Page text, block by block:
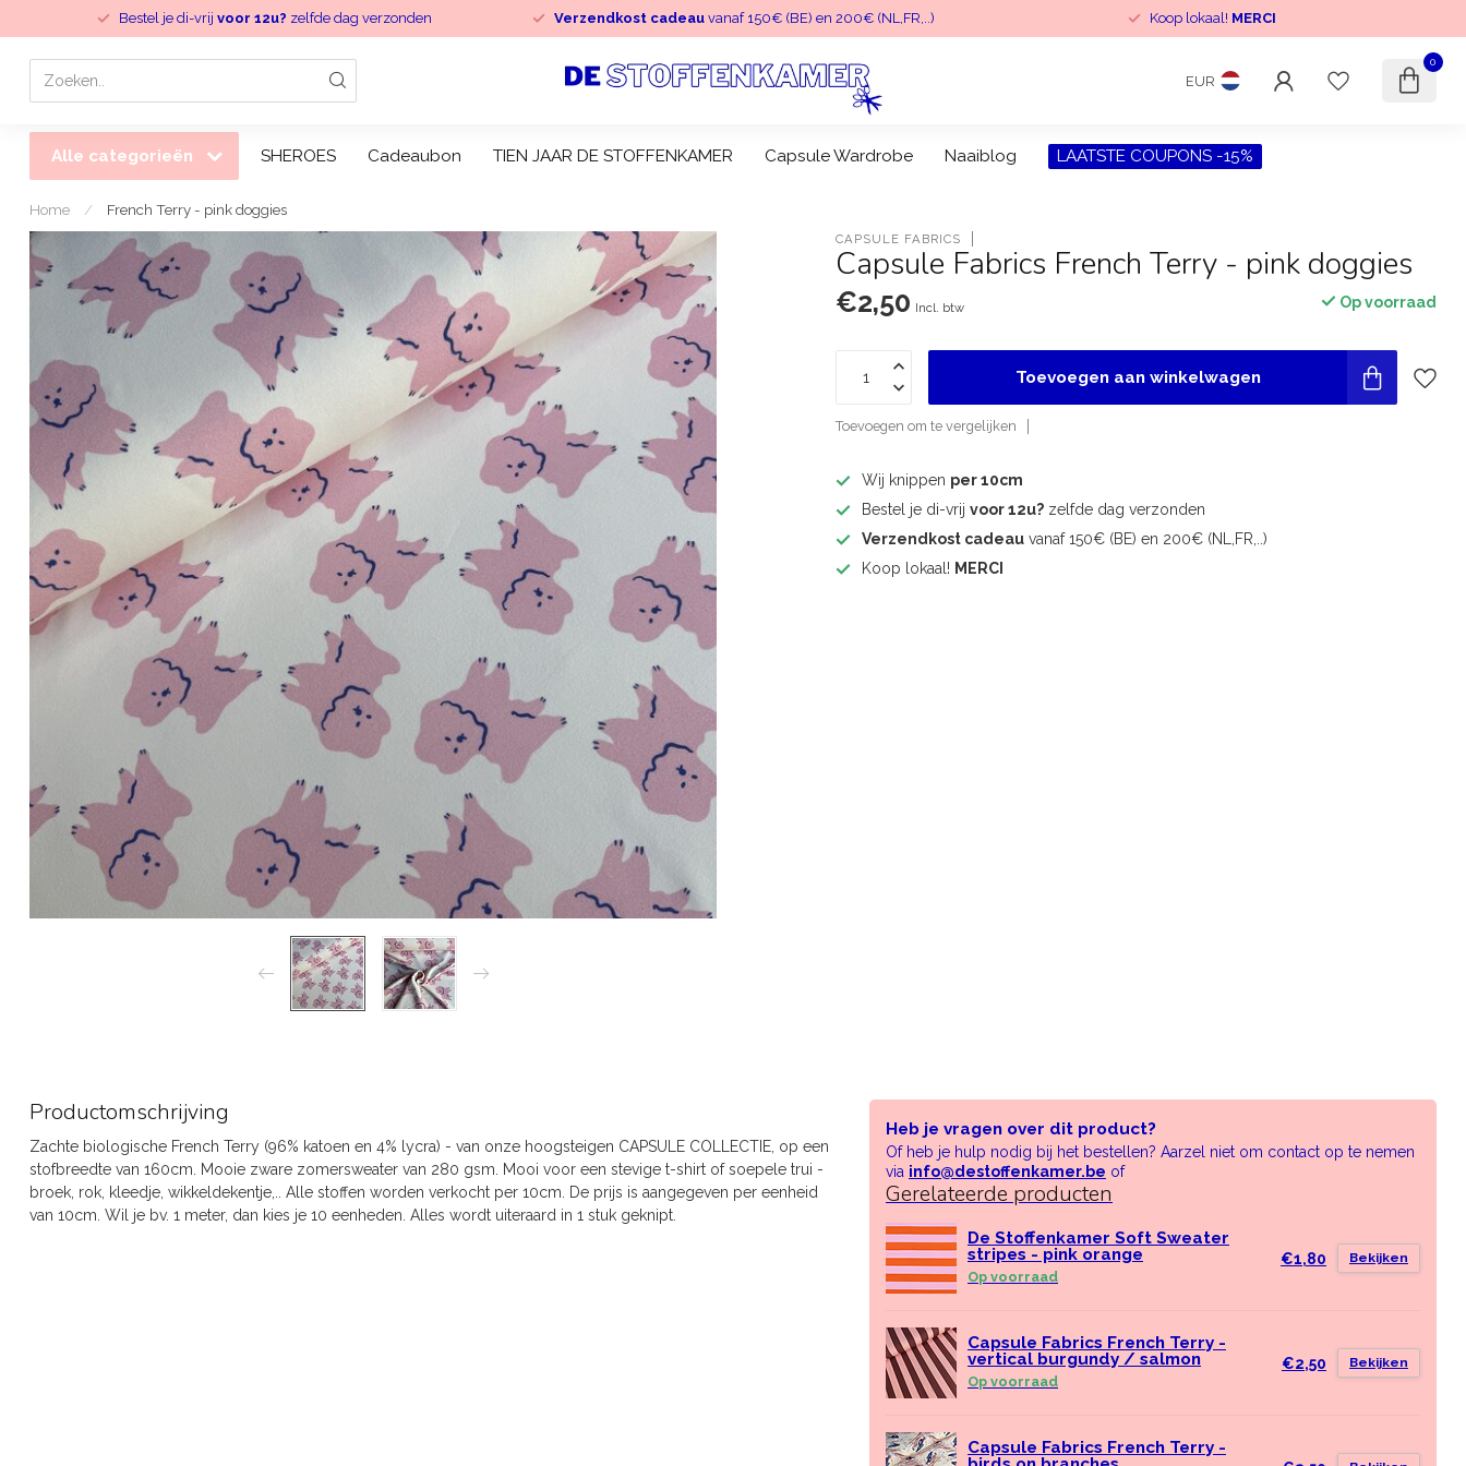
Bestel je di-vrij voor 12u? zelfde dag verzonden Verzendkost cadeauvanaf 150€ (BE) en 200€ (NL,FR,..) Koop lokaal! MERCI
EUR
0
Alle categorieën SHEROES Cadeaubon TIEN JAAR DE STOFFENKAMER Capsule Wardrobe Naaiblog LAATSTE COUPONS -15%
Home / French Terry - pink doggies
CAPSULE FABRICS
Capsule Fabrics French Terry - pink doggies
€2,50 Incl. btw Op voorraad
Toevoegen aan winkelwagen
Toevoegen om te vergelijken
Wij knippen per 10cm
Bestel je di-vrijvoor 12u? zelfde dag verzonden
Verzendkost cadeau vanaf 150€ (BE) en 200€ (NL,FR,..)
Koop lokaal! MERCI
Productomschrijving
Zachte biologische French Terry (96% katoen en 4% lycra) - van onze hoogsteigen CAPSULE COLLECTIE, op een
stofbreedte van 160cm. Mooie zware zomersweater van 280 gsm. Mooi voor een stevige t-shirt of soepele trui -
broek, rok, kleedje, wikkeldekentje,.. Alle stoffen worden verkocht per 10cm. De prijs is aangegeven per eenheid
van 10cm. Wil je bv. 1 meter, dan kies je 10 eenheden. Alles wordt uiteraard in 1 stuk geknipt.
Heb je vragen over dit product?
Of heb je hulp nodig bij het bestellen? Aarzel niet om contact op te nemen
via info@destoffenkamer.be of
Gerelateerde producten
De Stoffenkamer Soft Sweater
stripes - pink orange
Op voorraad
€1,80 Bekijken
Capsule Fabrics French Terry -
vertical burgundy / salmon
Op voorraad
€2,50 Bekijken
Capsule Fabrics French Terry -